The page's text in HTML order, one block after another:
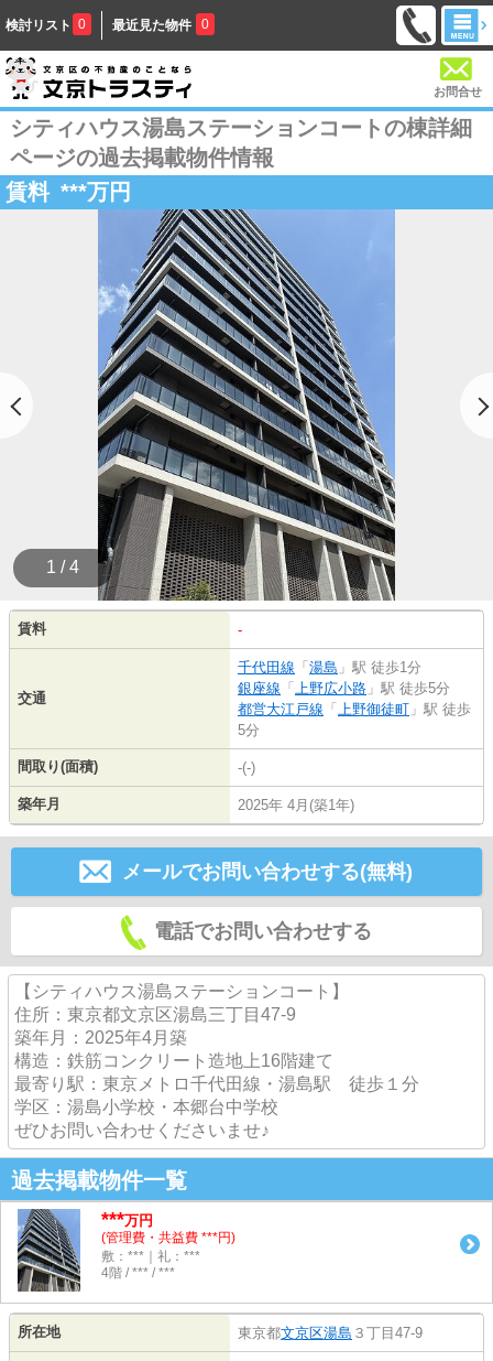
検討リスト 0 最近見た物件 0
お問合せ
シティハウス湯島ステーションコートの棟詳細
ページの過去掲載物件情報
賃料 ***万円
1 / 4
賃料 -
交通
千代田線 「 湯島 」駅 徒歩1分
銀座線 「 上野広小路 」駅 徒歩5分
都営大江戸線 「 上野御徒町 」駅 徒歩
5分
間取り(面積) -(-)
築年月 2025年 4月(築1年)
メールでお問い合わせする(無料)
電話でお問い合わせする
【シティハウス湯島ステーションコート】
住所：東京都文京区湯島三丁目47-9
築年月：2025年4月築
構造：鉄筋コンクリート造地上16階建て
最寄り駅：東京メトロ千代田線・湯島駅 徒歩１分
学区：湯島小学校・本郷台中学校
ぜひお問い合わせくださいませ♪
過去掲載物件一覧
***万円
(管理費・共益費 ***円)
敷：***｜礼：***
4階 / *** / ***
所在地 東京都文京区湯島 ３丁目47-9